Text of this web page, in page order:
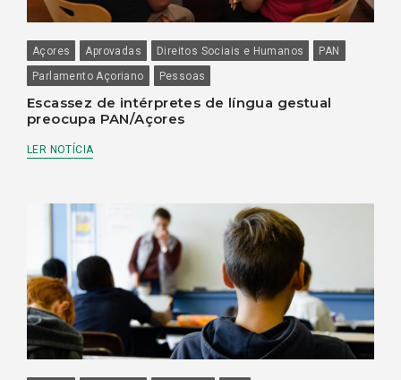
Açores Aprovadas Direitos Sociais e Humanos
PAN
Parlamento Açoriano
Pessoas
Escassez de intérpretes de língua gestual
preocupa PAN/Açores
LER NOTÍCIA